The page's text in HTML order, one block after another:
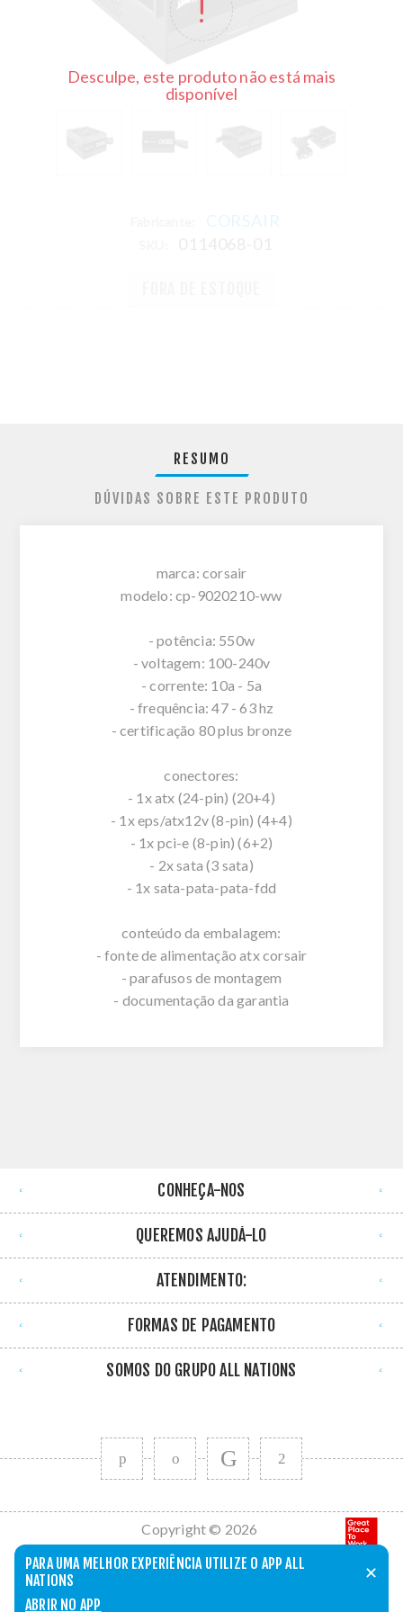
PARA UMA MELHOR EXPERIÊNCIA UTILIZE O APP ALL
NATIONS
✕
ABRIR NO APP
Desculpe, este produto não está mais
disponível
CORSAIR
RESUMO
DÚVIDAS SOBRE ESTE PRODUTO
marca: corsair
modelo: cp-9020210-ww
- potência: 550w
- voltagem: 100-240v
- corrente: 10a - 5a
- frequência: 47 - 63 hz
- certificação 80 plus bronze
conectores:
- 1x atx (24-pin) (20+4)
- 1x eps/atx12v (8-pin) (4+4)
- 1x pci-e (8-pin) (6+2)
- 2x sata (3 sata)
- 1x sata-pata-pata-fdd
conteúdo da embalagem:
- fonte de alimentação atx corsair
- parafusos de montagem
- documentação da garantia
CONHEÇA-NOS
QUEREMOS AJUDÁ-LO
ATENDIMENTO:
FORMAS DE PAGAMENTO
SOMOS DO GRUPO ALL NATIONS
Copyright © 2026
All Nations. Todos
os direitos